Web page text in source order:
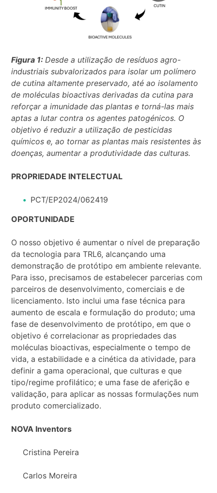
Figura 1: Desde a utilização de resíduos agro-
industriais subvalorizados para isolar um polímero
de cutina altamente preservado, até ao isolamento
de moléculas bioactivas derivadas da cutina para
reforçar a imunidade das plantas e torná-las mais
aptas a lutar contra os agentes patogénicos. O
objetivo é reduzir a utilização de pesticidas
químicos e, ao tornar as plantas mais resistentes às
doenças, aumentar a produtividade das culturas.
PROPRIEDADE INTELECTUAL
PCT/EP2024/062419
OPORTUNIDADE
O nosso objetivo é aumentar o nível de preparação
da tecnologia para TRL6, alcançando uma
demonstração de protótipo em ambiente relevante.
Para isso, precisamos de estabelecer parcerias com
parceiros de desenvolvimento, comerciais e de
licenciamento. Isto inclui uma fase técnica para
aumento de escala e formulação do produto; uma
fase de desenvolvimento de protótipo, em que o
objetivo é correlacionar as propriedades das
moléculas bioactivas, especialmente o tempo de
vida, a estabilidade e a cinética da atividade, para
definir a gama operacional, que culturas e que
tipo/regime profilático; e uma fase de aferição e
validação, para aplicar as nossas formulações num
produto comercializado.
NOVA Inventors
Cristina Pereira
Carlos Moreira